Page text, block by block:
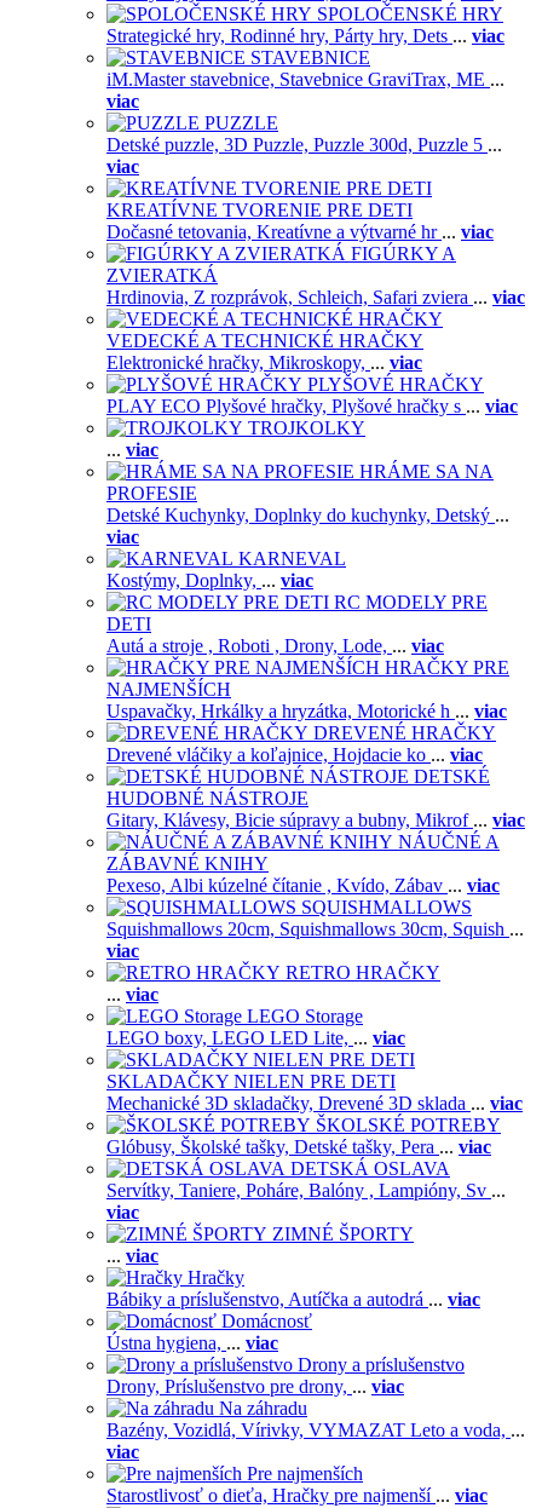
SPOLOČENSKÉ HRY
Strategické hry, Rodinné hry, Párty hry, Dets ... viac
STAVEBNICE
iM.Master stavebnice, Stavebnice GraviTrax, ME ...
viac
PUZZLE
Detské puzzle, 3D Puzzle, Puzzle 300d, Puzzle 5 ...
viac
KREATÍVNE TVORENIE PRE DETI
Dočasné tetovania, Kreatívne a výtvarné hr ... viac
FIGÚRKY A
ZVIERATKÁ
Hrdinovia, Z rozprávok, Schleich, Safari zviera ... viac
VEDECKÉ A TECHNICKÉ HRAČKY
Elektronické hračky, Mikroskopy, ... viac
PLYŠOVÉ HRAČKY
PLAY ECO Plyšové hračky, Plyšové hračky s ... viac
TROJKOLKY
... viac
HRÁME SA NA
PROFESIE
Detské Kuchynky, Doplnky do kuchynky, Detský ...
viac
KARNEVAL
Kostýmy, Doplnky, ... viac
RC MODELY PRE
DETI
Autá a stroje , Roboti , Drony, Lode, ... viac
HRAČKY PRE
NAJMENŠÍCH
Uspavačky, Hrkálky a hryzátka, Motorické h ... viac
DREVENÉ HRAČKY
Drevené vláčiky a koľajnice, Hojdacie ko ... viac
DETSKÉ
HUDOBNÉ NÁSTROJE
Gitary, Klávesy, Bicie súpravy a bubny, Mikrof ... viac
NÁUČNÉ A
ZÁBAVNÉ KNIHY
Pexeso, Albi kúzelné čítanie , Kvído, Zábav ... viac
SQUISHMALLOWS
Squishmallows 20cm, Squishmallows 30cm, Squish ...
viac
RETRO HRAČKY
... viac
LEGO Storage
LEGO boxy, LEGO LED Lite, ... viac
SKLADAČKY NIELEN PRE DETI
Mechanické 3D skladačky, Drevené 3D sklada ... viac
ŠKOLSKÉ POTREBY
Glóbusy, Školské tašky, Detské tašky, Pera ... viac
DETSKÁ OSLAVA
Servítky, Taniere, Poháre, Balóny , Lampióny, Sv ...
viac
ZIMNÉ ŠPORTY
... viac
Hračky
Bábiky a príslušenstvo, Autíčka a autodrá ... viac
Domácnosť
Ústna hygiena, ... viac
Drony a príslušenstvo
Drony, Príslušenstvo pre drony, ... viac
Na záhradu
Bazény, Vozidlá, Vírivky, VYMAZAT Leto a voda, ...
viac
Pre najmenších
Starostlivosť o dieťa, Hračky pre najmenší ... viac